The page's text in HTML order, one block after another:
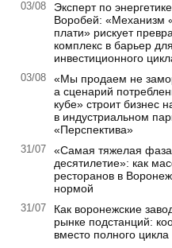
03/08
Эксперт по
Воробей: «Механизм
плати» рискует
комплекс в барьер
инвестиционного
03/08
«Мы продаем не
а сценарий
кубе» строит бизнес
в индустриальном
«Перспектива»
31/07
«Самая тяжелая
десятилетие»: как
ресторанов в
нормой
31/07
Как воронежские
рынке подстанций:
вместо полного цикла